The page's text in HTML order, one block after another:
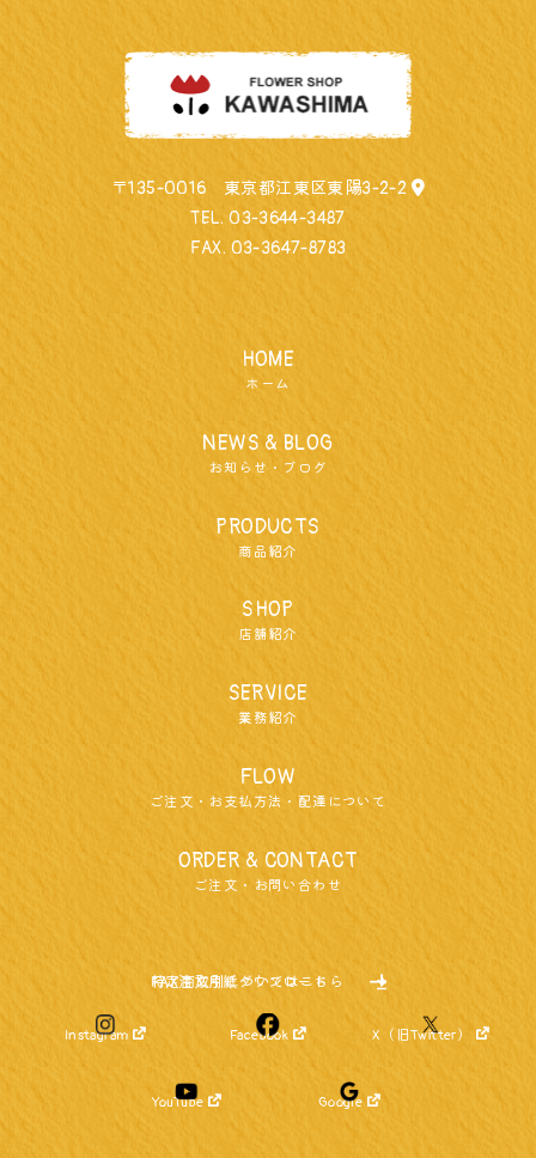
〒135-0016 東京都江東区東陽3-2-2
TEL.03-3644-3487
FAX. 03-3647-8783
HOME
ホーム
NEWS & BLOG
お知らせ・ブログ
PRODUCTS
商品紹介
SHOP
店舗紹介
SERVICE
業務紹介
FLOW
ご注文・お支払方法・配達について
ORDER & CONTACT
ご注文・お問い合わせ
特定商取引についてはこちら
FAX注文用紙ダウンロード
Instagram Facebook X（旧Twitter）
YouTube Google